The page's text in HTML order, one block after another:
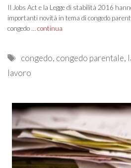
Il Jobs Act e la Legge di stabilità 2016
importanti novità in tema di congedo
congedo … continua
Tags
congedo, congedo parentale,
lavoro